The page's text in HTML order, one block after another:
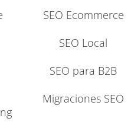
SEO Ecommerce
SEO Local
SEO para B2B
Migraciones SEO